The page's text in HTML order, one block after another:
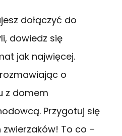
dołączyć do
dowiedz się
jak najwięcej.
o
z domem
Przygotuj się
To co –